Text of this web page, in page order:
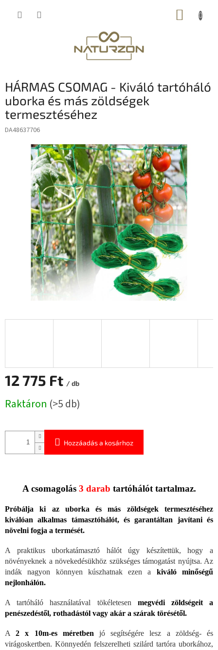
KOSÁR
HÁRMAS CSOMAG - Kiváló tartóháló
uborka és más zöldségek
termesztéséhez
DA48637706
12 775 Ft / db
Raktáron (>5 db)
Hozzáadás a kosárhoz
A csomagolás 3 darab tartóhálót tartalmaz.
Próbálja ki az uborka és más zöldségek termesztéséhez
kiválóan alkalmas támasztóhálót, és garantáltan javítani és
növelni fogja a termését.
A praktikus uborkatámasztó hálót úgy készítettük, hogy a
növényeknek a növekedésükhöz szükséges támogatást nyújtsa. Az
indák nagyon könnyen kúszhatnak ezen a kiváló minőségű
nejlonhálón.
A tartóháló használatával tökéletesen megvédi zöldségeit a
penészedéstől, rothadástól vagy akár a szárak törésétől.
A2 x 10m-es méretben jó segítségére lesz a zöldség- és
virágoskertben. Könnyedén felszerelheti szilárd tartóra uborkához,